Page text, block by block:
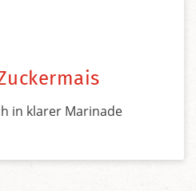
in klarer Marinade